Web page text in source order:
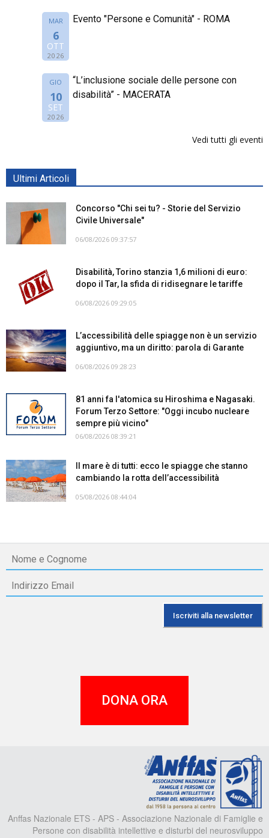
MAR
6
OTT
2026
Evento "Persone e Comunità" - ROMA
GIO
10
SET
2026
“L’inclusione sociale delle persone con
disabilità” - MACERATA
Vedi tutti gli eventi
Ultimi Articoli
Concorso "Chi sei tu? - Storie del Servizio
Civile Universale"
06/08/2026 09:37:57
Disabilità, Torino stanzia 1,6 milioni di euro:
dopo il Tar, la sfida di ridisegnare le tariffe
06/08/2026 09:29:05
L’accessibilità delle spiagge non è un servizio
aggiuntivo, ma un diritto: parola di Garante
06/08/2026 09:28:23
81 anni fa l'atomica su Hiroshima e Nagasaki.
Forum Terzo Settore: "Oggi incubo nucleare
sempre più vicino"
06/08/2026 08:39:21
Il mare è di tutti: ecco le spiagge che stanno
cambiando la rotta dell’accessibilità
05/08/2026 08:44:04
DONA ORA
Anffas Nazionale ETS - APS - Associazione Nazionale di Famiglie e
Persone con disabilità intellettive e disturbi del neurosviluppo